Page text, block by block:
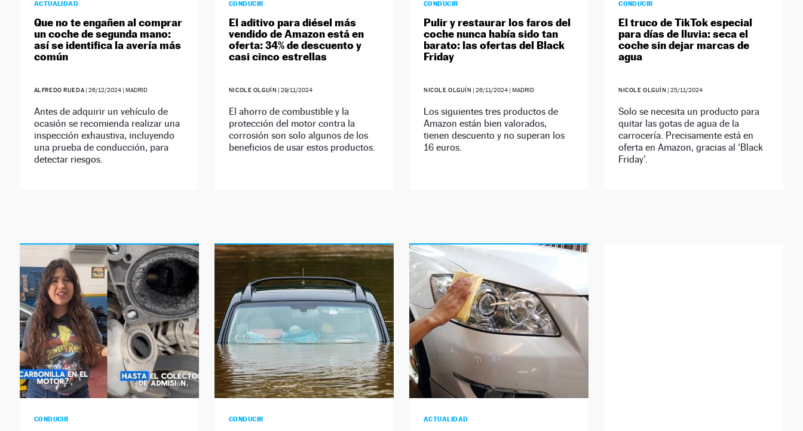
ACTUALIDAD
Que no te engañen al comprar
un coche de segunda mano:
así se identifica la avería más
común
ALFREDO RUEDA |26/12/2024 | MADRID
Antes de adquirir un vehículo de
ocasión se recomienda realizar una
inspección exhaustiva, incluyendo
una prueba de conducción, para
detectar riesgos.
CONDUCIR
El aditivo para diésel más
vendido de Amazon está en
oferta: 34% de descuento y
casi cinco estrellas
NICOLE OLGUÍN |29/11/2024
El ahorro de combustible y la
protección del motor contra la
corrosión son solo algunos de los
beneficios de usar estos productos.
CONDUCIR
Pulir y restaurar los faros del
coche nunca había sido tan
barato: las ofertas del Black
Friday
NICOLE OLGUÍN |26/11/2024 | MADRID
Los siguientes tres productos de
Amazon están bien valorados,
tienen descuento y no superan los
16 euros.
CONDUCIR
El truco de TikTok especial
para días de lluvia: seca el
coche sin dejar marcas de
agua
NICOLE OLGUÍN |25/11/2024
Solo se necesita un producto para
quitar las gotas de agua de la
carrocería. Precisamente está en
oferta en Amazon, gracias al ‘Black
Friday’.
CONDUCIR CONDUCIR ACTUALIDAD